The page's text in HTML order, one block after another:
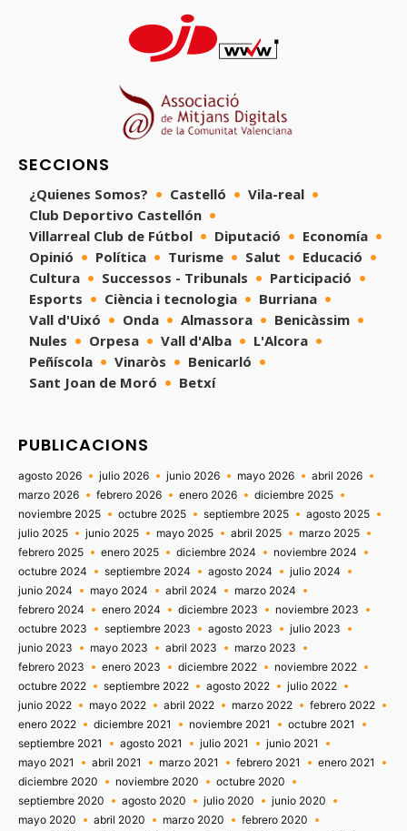
SECCIONS
¿Quienes Somos? Castelló
Vila-real
Club Deportivo Castellón
Villarreal Club de Fútbol
Diputació
Economía
Opinió
Política Turisme Salut
Educació
Cultura
Successos - Tribunals
Participació
Esports
Ciència i tecnologia
Burriana
Vall d'Uixó
Onda Almassora
Benicàssim
Nules
Orpesa Vall d'Alba
L'Alcora
Peñíscola
Vinaròs
Benicarló
Sant Joan de Moró
Betxí
PUBLICACIONS
agosto 2026 julio 2026 junio 2026 mayo 2026
abril 2026
marzo 2026
febrero 2026 enero 2026
diciembre 2025
noviembre 2025
octubre 2025 septiembre 2025
agosto 2025
julio 2025
junio 2025 mayo 2025 abril 2025
marzo 2025
febrero 2025
enero 2025 diciembre 2024
noviembre 2024
octubre 2024
septiembre 2024 agosto 2024
julio 2024
junio 2024
mayo 2024 abril 2024
marzo 2024
febrero 2024
enero 2024 diciembre 2023
noviembre 2023
octubre 2023
septiembre 2023 agosto 2023
julio 2023
junio 2023
mayo 2023 abril 2023
marzo 2023
febrero 2023
enero 2023 diciembre 2022
noviembre 2022
octubre 2022
septiembre 2022 agosto 2022
julio 2022
junio 2022
mayo 2022 abril 2022 marzo 2022
febrero 2022
enero 2022
diciembre 2021 noviembre 2021
octubre 2021
septiembre 2021
agosto 2021 julio 2021
junio 2021
mayo 2021
abril 2021 marzo 2021 febrero 2021
enero 2021
diciembre 2020
noviembre 2020
octubre 2020
septiembre 2020
agosto 2020 julio 2020
junio 2020
mayo 2020
abril 2020 marzo 2020
febrero 2020